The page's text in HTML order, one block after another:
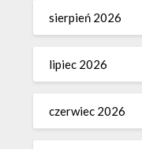
sierpień 2026
lipiec 2026
czerwiec 2026